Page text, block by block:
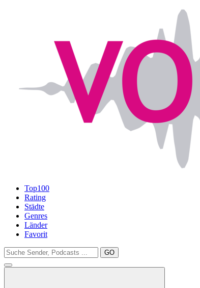
Top100
Rating
Städte
Genres
Länder
Favorit
GO